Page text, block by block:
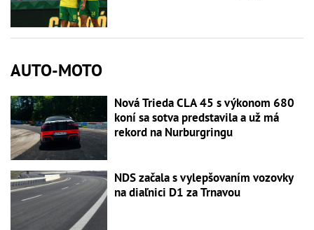
AUTO-MOTO
Nová Trieda CLA 45 s výkonom 680
koní sa sotva predstavila a už má
rekord na Nurburgringu
NDS začala s vylepšovaním vozovky
na diaľnici D1 za Trnavou